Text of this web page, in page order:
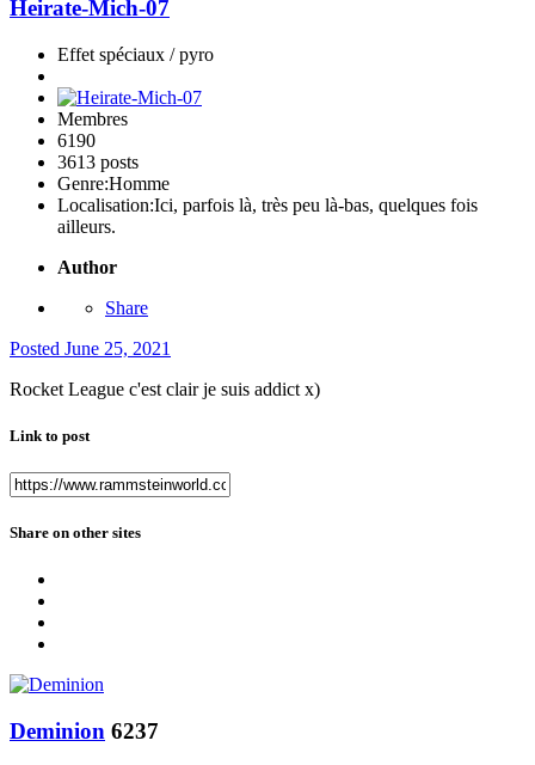
Heirate-Mich-07
Effet spéciaux / pyro
Membres
6190
3613 posts
Genre:Homme
Localisation:Ici, parfois là, très peu là-bas, quelques fois
ailleurs.
Author
Share
Posted June 25, 2021
Rocket League c'est clair je suis addict x)
Link to post
Share on other sites
Deminion 6237